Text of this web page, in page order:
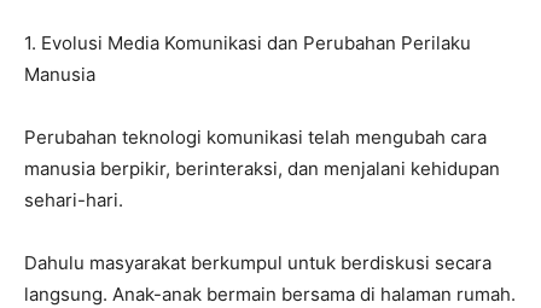
1. Evolusi Media Komunikasi dan Perubahan Perilaku
Manusia
Perubahan teknologi komunikasi telah mengubah cara
manusia berpikir, berinteraksi, dan menjalani kehidupan
sehari-hari.
Dahulu masyarakat berkumpul untuk berdiskusi secara
langsung. Anak-anak bermain bersama di halaman rumah.